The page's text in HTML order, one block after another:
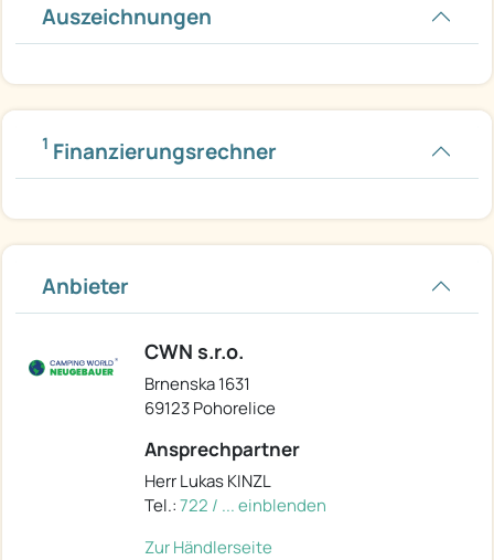
Auszeichnungen
1 Finanzierungsrechner
Anbieter
CWN s.r.o.
Brnenska 1631
69123 Pohorelice
Ansprechpartner
Herr Lukas KINZL
Tel.:722 / ... einblenden
Zur Händlerseite